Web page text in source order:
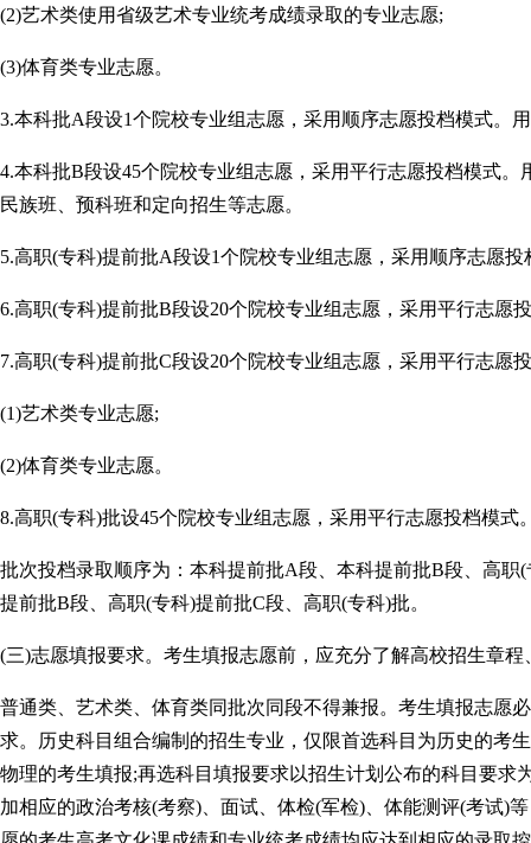
(2)艺术类使用省级艺术专业统考成绩录取的专业志愿;
(3)体育类专业志愿。
3.本科批A段设1个院校专业组志愿，采用顺序志愿投档模式。
4.本科批B段设45个院校专业组志愿，采用平行志愿投档模式
民族班、预科班和定向招生等志愿。
5.高职(专科)提前批A段设1个院校专业组志愿，采用顺序志愿
6.高职(专科)提前批B段设20个院校专业组志愿，采用平行志愿
7.高职(专科)提前批C段设20个院校专业组志愿，采用平行志愿
(1)艺术类专业志愿;
(2)体育类专业志愿。
8.高职(专科)批设45个院校专业组志愿，采用平行志愿投档模式
批次投档录取顺序为：本科提前批A段、本科提前批B段、高
提前批B段、高职(专科)提前批C段、高职(专科)批。
(三)志愿填报要求。考生填报志愿前，应充分了解高校招生章
普通类、艺术类、体育类同批次同段不得兼报。考生填报志愿
求。历史科目组合编制的招生专业，仅限首选科目为历史的考
物理的考生填报;再选科目填报要求以招生计划公布的科目要
加相应的政治考核(考察)、面试、体检(军检)、体能测评(考试)